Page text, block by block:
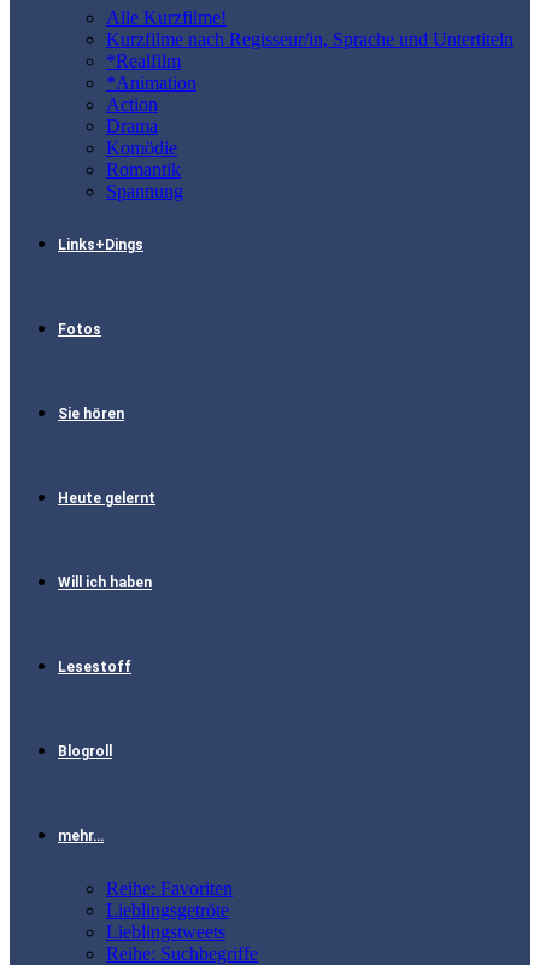
Alle Kurzfilme!
Kurzfilme nach Regisseur/in, Sprache und Untertiteln
*Realfilm
*Animation
Action
Drama
Komödie
Romantik
Spannung
Links+Dings
Fotos
Sie hören
Heute gelernt
Will ich haben
Lesestoff
Blogroll
mehr…
Reihe: Favoriten
Lieblingsgetröte
Lieblingstweets
Reihe: Suchbegriffe